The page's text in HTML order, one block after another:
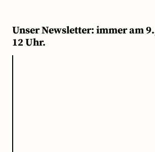
Unser Newsletter: immer am
12 Uhr.